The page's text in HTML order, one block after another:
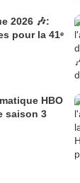
2026 🎶:
pour la 41ᵉ
HBO
saison 3